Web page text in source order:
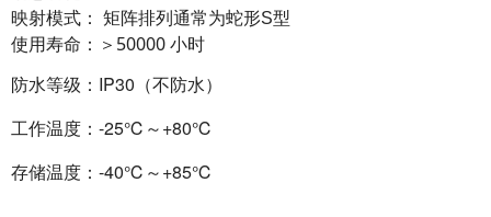
映射模式： 矩阵排列通常为蛇形S型
使用寿命：＞50000 小时
防水等级：IP30（不防水）
工作温度：-25℃～+80℃
存储温度：-40℃～+85℃